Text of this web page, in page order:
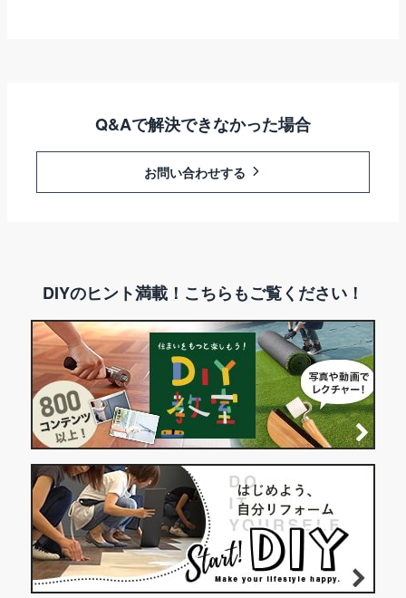
Q&Aで解決できなかった場合
お問い合わせする
DIYのヒント満載！こちらもご覧ください！